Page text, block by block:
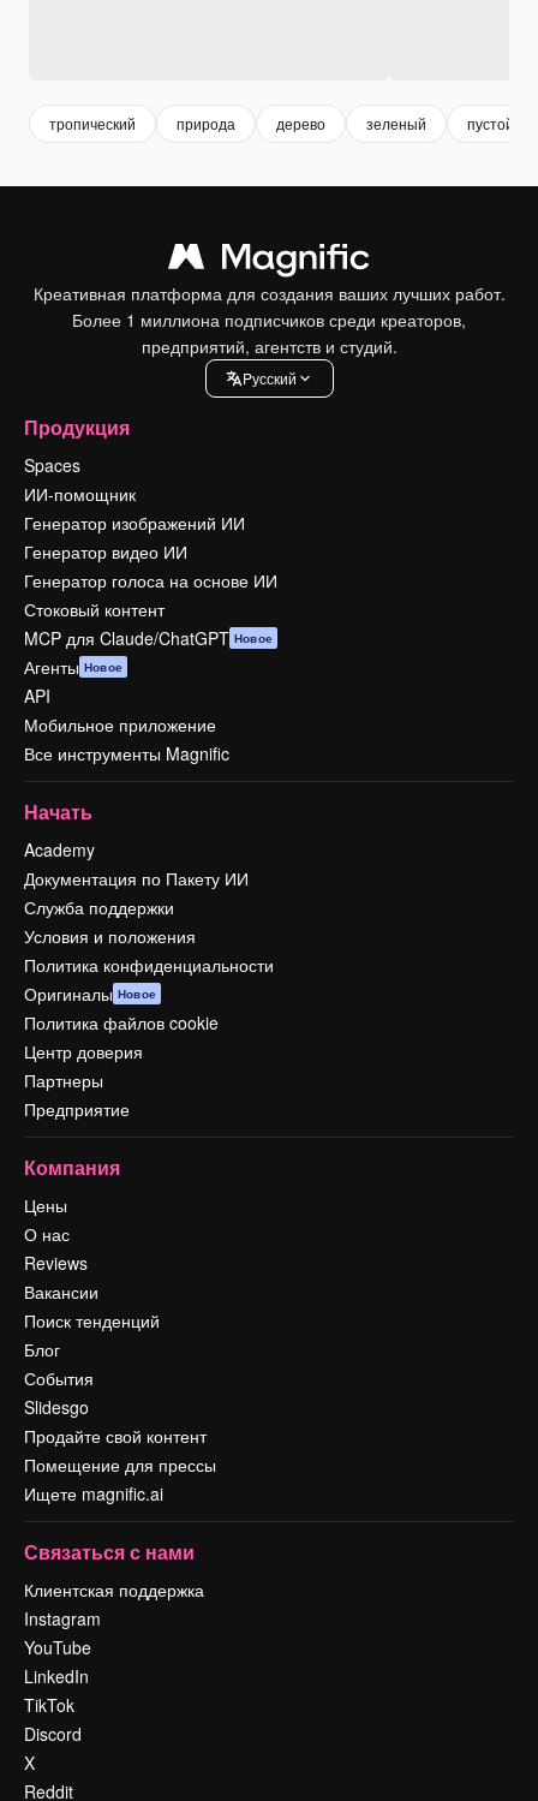
тропический природа дерево зеленый пустой
Креативная платформа для создания ваших лучших работ.
Более 1 миллиона подписчиков среди креаторов,
предприятий, агентств и студий.
Pусский
Продукция
Spaces
ИИ-помощник
Генератор изображений ИИ
Генератор видео ИИ
Генератор голоса на основе ИИ
Стоковый контент
MCP для Claude/ChatGPT Новое
Агенты Новое
API
Мобильное приложение
Все инструменты Magnific
Начать
Academy
Документация по Пакету ИИ
Служба поддержки
Условия и положения
Политика конфиденциальности
Оригиналы Новое
Политика файлов cookie
Центр доверия
Партнеры
Предприятие
Компания
Цены
О нас
Reviews
Вакансии
Поиск тенденций
Блог
События
Slidesgo
Продайте свой контент
Помещение для прессы
Ищете magnific.ai
Связаться с нами
Клиентская поддержка
Instagram
YouTube
LinkedIn
TikTok
Discord
X
Reddit